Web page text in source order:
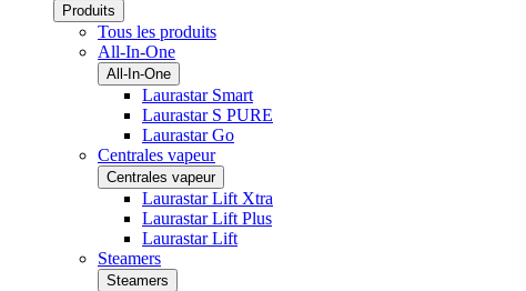
Produits
Tous les produits
All-In-One
All-In-One
Laurastar Smart
Laurastar S PURE
Laurastar Go
Centrales vapeur
Centrales vapeur
Laurastar Lift Xtra
Laurastar Lift Plus
Laurastar Lift
Steamers
Steamers